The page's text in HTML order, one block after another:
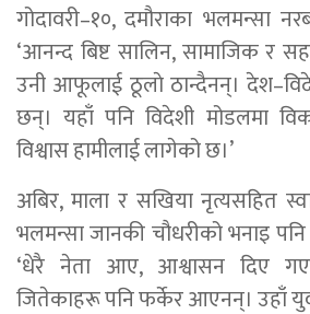
गोदावरी–१०, दमौराका भलमन्सा
‘आनन्द बिष्ट सालिन, सामाजिक र
उनी आफूलाई ठूलाे ठान्दैनन्।
छन्। यहाँ पनि विदेशी मोडलमा
विश्वास हामीलाई लागेको छ।’
अबिर, माला र सखिया नृत्यसहित
भलमन्सा जानकी चौधरीको भनाइ
‘धेरै नेता आए, आश्वासन दिए
जितेकाहरू पनि फर्केर आएनन्। उहाँ